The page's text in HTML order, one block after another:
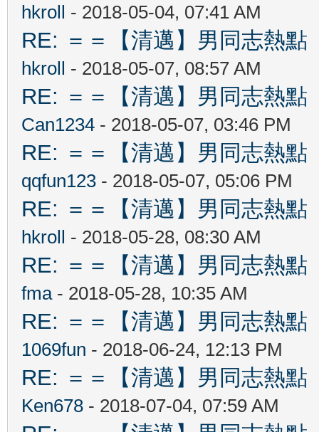
hkroll - 2018-05-04, 07:41 AM
RE: ＝＝【清邁】男同志熱
hkroll - 2018-05-07, 08:57 AM
RE: ＝＝【清邁】男同志熱
Can1234 - 2018-05-07, 03:46 PM
RE: ＝＝【清邁】男同志熱
qqfun123 - 2018-05-07, 05:06 PM
RE: ＝＝【清邁】男同志熱
hkroll - 2018-05-28, 08:30 AM
RE: ＝＝【清邁】男同志熱
fma- 2018-05-28, 10:35 AM
RE: ＝＝【清邁】男同志熱
1069fun - 2018-06-24, 12:13 PM
RE: ＝＝【清邁】男同志熱
Ken678 - 2018-07-04, 07:59 AM